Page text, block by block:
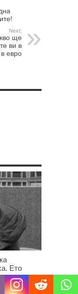
Next:
ще
ви в
евро
Ето